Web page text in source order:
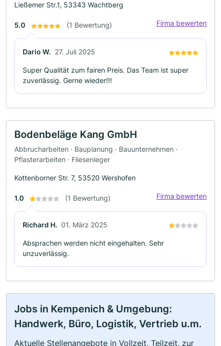
Ließemer Str.1, 53343 Wachtberg
5.0 (1 Bewertung) Firma bewerten
Dario W. 27. Juli 2025
Super Qualität zum fairen Preis. Das Team ist super
zuverlässig. Gerne wieder!!!
Bodenbeläge Kang GmbH
Abbrucharbeiten · Bauplanung · Bauunternehmen ·
Pflasterarbeiten · Fliesenleger
Kottenborner Str. 7, 53520 Wershofen
1.0 (1 Bewertung) Firma bewerten
Richard H. 01. März 2025
Absprachen werden nicht eingehalten. Sehr
unzuverlässig.
Jobs in Kempenich & Umgebung:
Handwerk, Büro, Logistik, Vertrieb u.m.
Aktuelle Stellenangebote in Vollzeit, Teilzeit, zur